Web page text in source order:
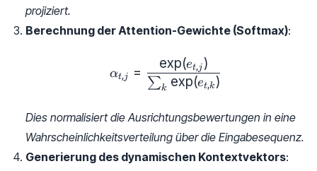
projiziert.
Berechnung der Attention-Gewichte (Softmax):
\alpha_{t, j} =
αt,j =
∑k exp(et,k)
exp(et,j)
Dies normalisiert die Ausrichtungsbewertungen in eine
Wahrscheinlichkeitsverteilung über die Eingabesequenz.
Generierung des dynamischen Kontextvektors: